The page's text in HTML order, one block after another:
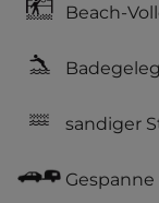
Beach-
sandiger